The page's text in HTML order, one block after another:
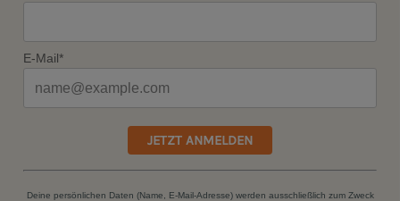
E-Mail*
JETZT ANMELDEN
Deine persönlichen Daten (Name, E-Mail-Adresse) werden ausschließlich zum Zweck